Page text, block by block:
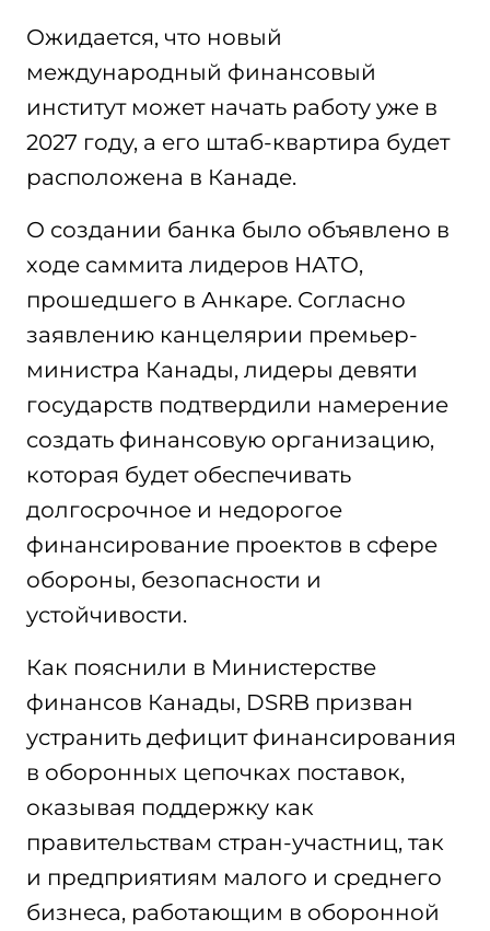
Ожидается, что новый
международный финансовый
институт может начать работу уже в
2027 году, а его штаб-квартира будет
расположена в Канаде.
О создании банка было объявлено в
ходе саммита лидеров НАТО,
прошедшего в Анкаре. Согласно
заявлению канцелярии премьер-
министра Канады, лидеры девяти
государств подтвердили намерение
создать финансовую организацию,
которая будет обеспечивать
долгосрочное и недорогое
финансирование проектов в сфере
обороны, безопасности и
устойчивости.
Как пояснили в Министерстве
финансов Канады, DSRB призван
устранить дефицит финансирования
в оборонных цепочках поставок,
оказывая поддержку как
правительствам стран-участниц, так
и предприятиям малого и среднего
бизнеса, работающим в оборонной